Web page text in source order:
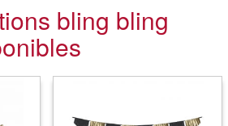
bling bling